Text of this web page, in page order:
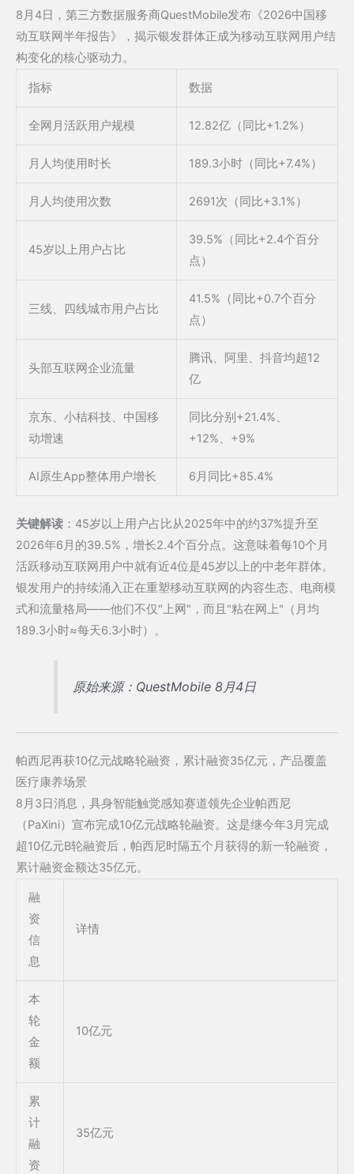
8月4日，第三方数据服务商QuestMobile发布《2026中国移
动互联网半年报告》，揭示银发群体正成为移动互联网用户结
构变化的核心驱动力。
指标 数据
全网月活跃用户规模 12.82亿（同比+1.2%）
月人均使用时长 189.3小时（同比+7.4%）
月人均使用次数 2691次（同比+3.1%）
45岁以上用户占比
39.5%（同比+2.4个百分
点）
三线、四线城市用户占比
41.5%（同比+0.7个百分
点）
头部互联网企业流量
腾讯、阿里、抖音均超12
亿
京东、小桔科技、中国移
动增速
同比分别+21.4%、
+12%、+9%
AI原生App整体用户增长 6月同比+85.4%
关键解读 ：45岁以上用户占比从2025年中的约37%提升至
2026年6月的39.5%，增长2.4个百分点。这意味着每10个月
活跃移动互联网用户中就有近4位是45岁以上的中老年群体。
银发用户的持续涌入正在重塑移动互联网的内容生态、电商模
式和流量格局——他们不仅"上网"，而且"粘在网上"（月均
189.3小时≈每天6.3小时）。
原始来源：QuestMobile 8月4日
帕西尼再获10亿元战略轮融资，累计融资35亿元，产品覆盖
医疗康养场景
8月3日消息，具身智能触觉感知赛道领先企业帕西尼
（PaXini）宣布完成10亿元战略轮融资。这是继今年3月完成
超10亿元B轮融资后，帕西尼时隔五个月获得的新一轮融资，
累计融资金额达35亿元。
融
资
信
息
详情
本
轮
金
额
10亿元
累
计
融
资
35亿元